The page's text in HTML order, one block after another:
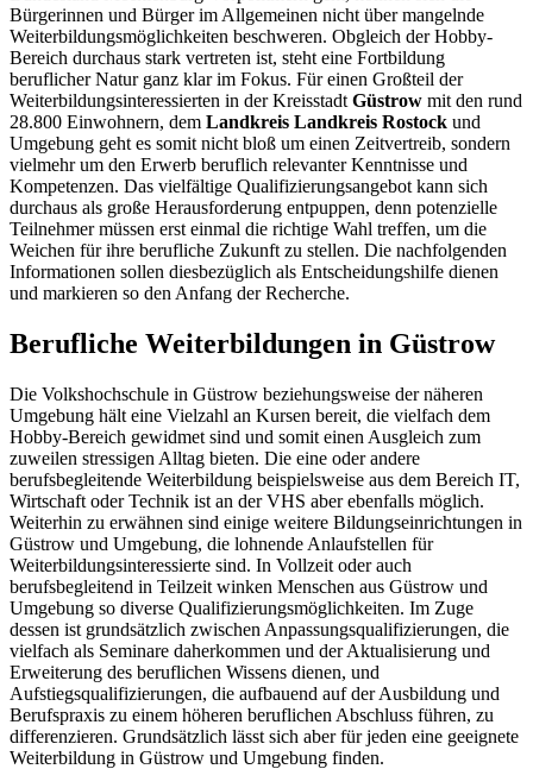
Bürgerinnen und Bürger im Allgemeinen nicht über mangelnde
Weiterbildungsmöglichkeiten beschweren. Obgleich der Hobby-
Bereich durchaus stark vertreten ist, steht eine Fortbildung
beruflicher Natur ganz klar im Fokus. Für einen Großteil der
Weiterbildungsinteressierten in der Kreisstadt Güstrow mit den rund
28.800 Einwohnern, dem Landkreis Landkreis Rostock und
Umgebung geht es somit nicht bloß um einen Zeitvertreib, sondern
vielmehr um den Erwerb beruflich relevanter Kenntnisse und
Kompetenzen. Das vielfältige Qualifizierungsangebot kann sich
durchaus als große Herausforderung entpuppen, denn potenzielle
Teilnehmer müssen erst einmal die richtige Wahl treffen, um die
Weichen für ihre berufliche Zukunft zu stellen. Die nachfolgenden
Informationen sollen diesbezüglich als Entscheidungshilfe dienen
und markieren so den Anfang der Recherche.
Berufliche Weiterbildungen in Güstrow
Die Volkshochschule in Güstrow beziehungsweise der näheren
Umgebung hält eine Vielzahl an Kursen bereit, die vielfach dem
Hobby-Bereich gewidmet sind und somit einen Ausgleich zum
zuweilen stressigen Alltag bieten. Die eine oder andere
berufsbegleitende Weiterbildung beispielsweise aus dem Bereich IT,
Wirtschaft oder Technik ist an der VHS aber ebenfalls möglich.
Weiterhin zu erwähnen sind einige weitere Bildungseinrichtungen in
Güstrow und Umgebung, die lohnende Anlaufstellen für
Weiterbildungsinteressierte sind. In Vollzeit oder auch
berufsbegleitend in Teilzeit winken Menschen aus Güstrow und
Umgebung so diverse Qualifizierungsmöglichkeiten. Im Zuge
dessen ist grundsätzlich zwischen Anpassungsqualifizierungen, die
vielfach als Seminare daherkommen und der Aktualisierung und
Erweiterung des beruflichen Wissens dienen, und
Aufstiegsqualifizierungen, die aufbauend auf der Ausbildung und
Berufspraxis zu einem höheren beruflichen Abschluss führen, zu
differenzieren. Grundsätzlich lässt sich aber für jeden eine geeignete
Weiterbildung in Güstrow und Umgebung finden.